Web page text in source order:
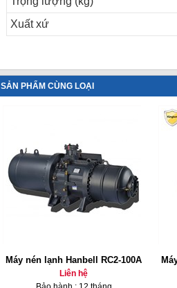
Xuất xứ
SẢN PHẨM CÙNG LOẠI
Máy nén lạnh Hanbell RC2-100A
Liên hệ